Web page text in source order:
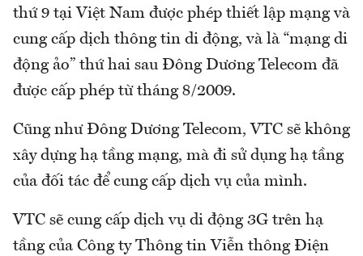
thứ 9 tại Việt Nam được phép thiết lập mạng và
cung cấp dịch thông tin di động, và là “mạng di
động ảo” thứ hai sau Đông Dương Telecom đã
được cấp phép từ tháng 8/2009.
Cũng như Đông Dương Telecom, VTC sẽ không
xây dựng hạ tầng mạng, mà đi sử dụng hạ tầng
của đối tác để cung cấp dịch vụ của mình.
VTC sẽ cung cấp dịch vụ di động 3G trên hạ
tầng của Công ty Thông tin Viễn thông Điện